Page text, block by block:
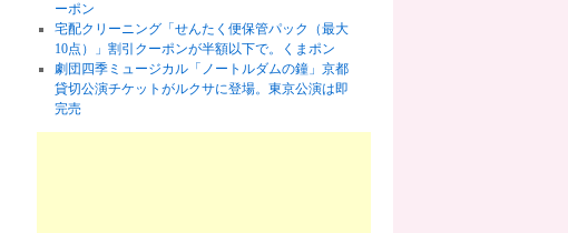
ーポン
宅配クリーニング「せんたく便保管パック（最大
10点）」割引クーポンが半額以下で。くまポン
劇団四季ミュージカル「ノートルダムの鐘」京都
貸切公演チケットがルクサに登場。東京公演は即
完売